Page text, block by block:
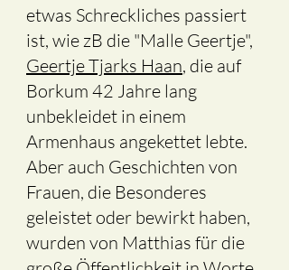
etwas Schreckliches passiert
ist, wie zB die "Malle Geertje",
Geertje Tjarks Haan, die auf
Borkum 42 Jahre lang
unbekleidet in einem
Armenhaus angekettet lebte.
Aber auch Geschichten von
Frauen, die Besonderes
geleistet oder bewirkt haben,
wurden von Matthias für die